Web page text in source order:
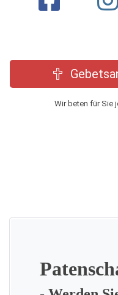
Wir beten für Sie